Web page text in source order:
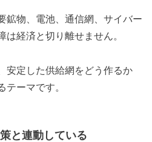
鉱物、電池、通信網、サイバー
は経済と切り離せません。
安定した供給網をどう作るか
テーマです。
と連動している